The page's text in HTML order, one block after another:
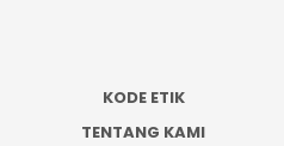
KODE ETIK
TENTANG KAMI